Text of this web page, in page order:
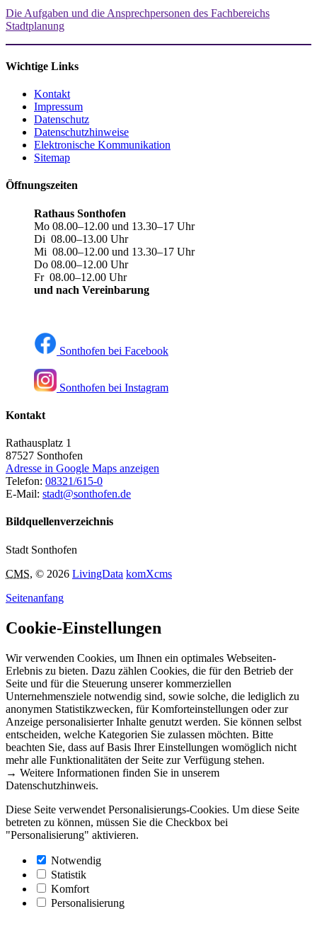
Die Aufgaben und die Ansprechpersonen des Fachbereichs
Stadtplanung
Wichtige Links
Kontakt
Impressum
Datenschutz
Datenschutzhinweise
Elektronische Kommunikation
Sitemap
Öffnungszeiten
Rathaus Sonthofen
Mo 08.00–12.00 und 13.30–17 Uhr
Di 08.00–13.00 Uhr
Mi 08.00–12.00 und 13.30–17 Uhr
Do 08.00–12.00 Uhr
Fr 08.00–12.00 Uhr
und nach Vereinbarung
Sonthofen bei Facebook
Sonthofen bei Instagram
Kontakt
Rathausplatz 1
87527 Sonthofen
Adresse in Google Maps anzeigen
Telefon: 08321/615-0
E-Mail: stadt@sonthofen.de
Bildquellenverzeichnis
Stadt Sonthofen
CMS, © 2026 LivingData komXcms
Seitenanfang
Cookie-Einstellungen
Wir verwenden Cookies, um Ihnen ein optimales Webseiten-
Erlebnis zu bieten. Dazu zählen Cookies, die für den Betrieb der
Seite und für die Steuerung unserer kommerziellen
Unternehmensziele notwendig sind, sowie solche, die lediglich zu
anonymen Statistikzwecken, für Komforteinstellungen oder zur
Anzeige personalisierter Inhalte genutzt werden. Sie können selbst
entscheiden, welche Kategorien Sie zulassen möchten. Bitte
beachten Sie, dass auf Basis Ihrer Einstellungen womöglich nicht
mehr alle Funktionalitäten der Seite zur Verfügung stehen.
→ Weitere Informationen finden Sie in unserem
Datenschutzhinweis.
Diese Seite verwendet Personalisierungs-Cookies. Um diese Seite
betreten zu können, müssen Sie die Checkbox bei
"Personalisierung" aktivieren.
Notwendig
Statistik
Komfort
Personalisierung